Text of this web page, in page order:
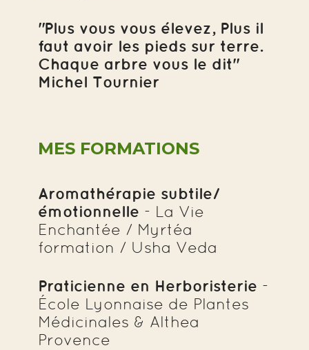
"Plus vous vous élevez, Plus il
faut avoir les pieds sur terre.
Chaque arbre vous le dit"
Michel Tournier
MES FORMATIONS
Aromathérapie subtile/
émotionnelle - La Vie
Enchantée / Myrtéa
formation / Usha Veda
Praticienne en Herboristerie -
École Lyonnaise de Plantes
Médicinales & Althea
Provence